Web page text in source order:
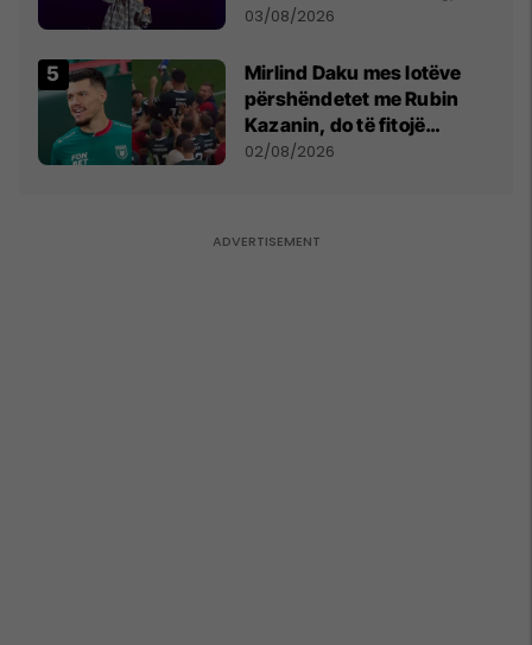
- dhe bota digjitale serbe
03/08/2026
Mirlind Daku mes lotëve
përshëndetet me Rubin
Kazanin, do të fitojë
miliona te Spartak Moska
02/08/2026